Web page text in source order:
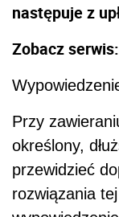
następuje z
Zobacz serwis:
Przy
określony,
przewidzieć
rozwiązania